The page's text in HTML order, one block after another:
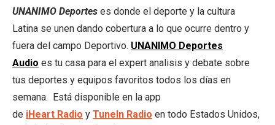
UNANIMO Deportes es donde el deporte y la cultura
Latina se unen dando cobertura a lo que ocurre dentro y
fuera del campo Deportivo. UNANIMO Deportes
Audio es tu casa para el expert analisis y debate sobre
tus deportes y equipos favoritos todos los días en
semana. Está disponible en la app
de iHeart Radio y TuneIn Radio en todo Estados Unidos,